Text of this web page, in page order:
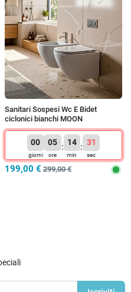
Sanitari Sospesi Wc E Bidet
ciclonici bianchi MOON
00
giorni
05
ore
: 14
min
: 31
sec
199,00 € 299,00 €